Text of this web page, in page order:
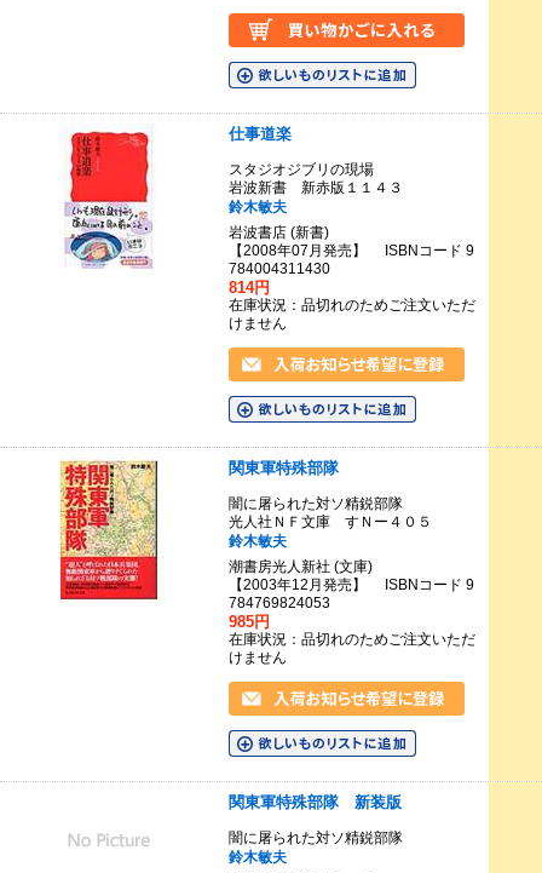
仕事道楽
スタジオジブリの現場
岩波新書 新赤版１１４３
鈴木敏夫
岩波書店 (新書)
【2008年07月発売】 ISBNコード 9
784004311430
814円
在庫状況：品切れのためご注文いただ
けません
関東軍特殊部隊
闇に屠られた対ソ精鋭部隊
光人社ＮＦ文庫 すＮー４０５
鈴木敏夫
潮書房光人新社 (文庫)
【2003年12月発売】 ISBNコード 9
784769824053
985円
在庫状況：品切れのためご注文いただ
けません
関東軍特殊部隊 新装版
闇に屠られた対ソ精鋭部隊
鈴木敏夫